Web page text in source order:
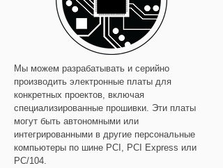
Мы можем разрабатывать и серийно
производить электронные платы для
конкретных проектов, включая
специализированные прошивки. Эти платы
могут быть автономными или
интегрированными в другие персональные
компьютеры по шине PCI, PCI Express или
PC/104.